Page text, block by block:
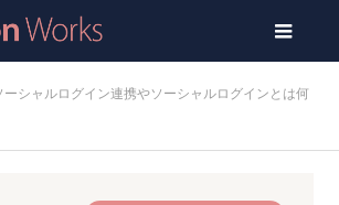
ーシャルログイン連携やソーシャルログインとは何